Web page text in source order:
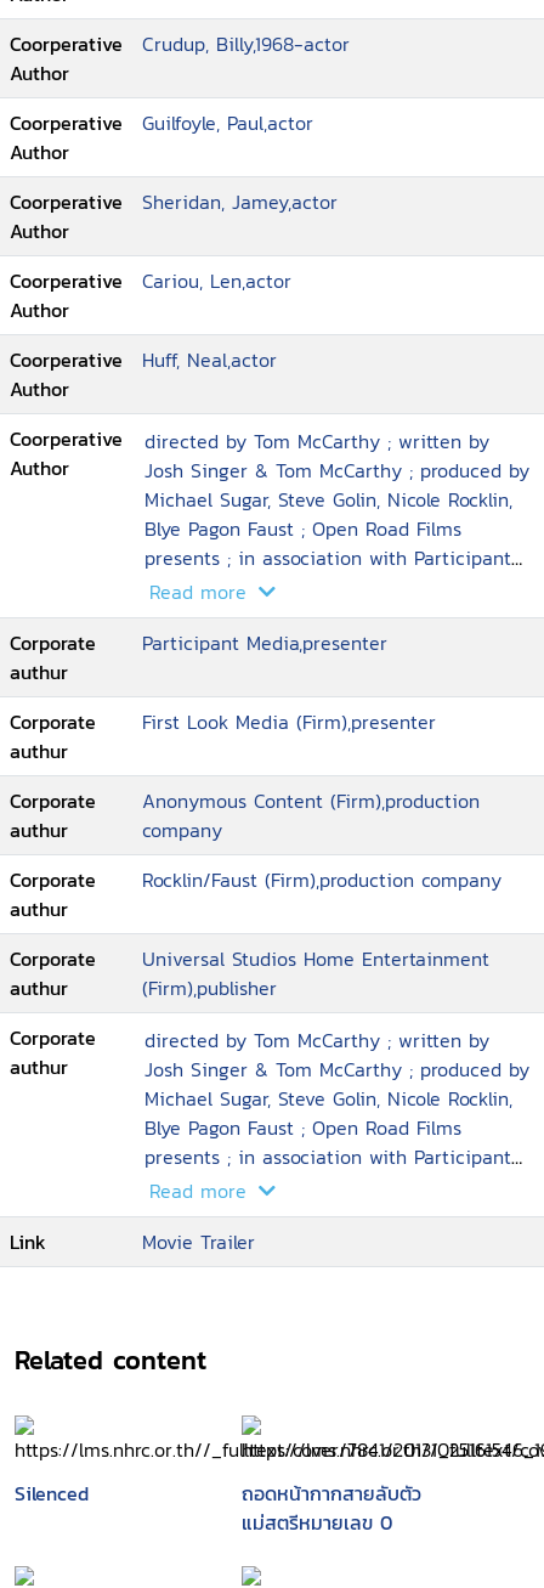
Coorperative
Author
Crudup, Billy,1968-actor
Coorperative
Author
Guilfoyle, Paul,actor
Coorperative
Author
Sheridan, Jamey,actor
Coorperative
Author
Cariou, Len,actor
Coorperative
Author
Huff, Neal,actor
Coorperative
Author
directed by Tom McCarthy ; written by
Josh Singer & Tom McCarthy ; produced by
Michael Sugar, Steve Golin, Nicole Rocklin,
Blye Pagon Faust ; Open Road Films
presents ; in association with Participant
Media and First Look Media ; an
Anonymous Content production ; a Rocklin
Read more
Corporate
authur
Participant Media,presenter
Corporate
authur
First Look Media (Firm),presenter
Corporate
authur
Anonymous Content (Firm),production
company
Corporate
authur
Rocklin/Faust (Firm),production company
Corporate
authur
Universal Studios Home Entertainment
(Firm),publisher
Corporate
authur
directed by Tom McCarthy ; written by
Josh Singer & Tom McCarthy ; produced by
Michael Sugar, Steve Golin, Nicole Rocklin,
Blye Pagon Faust ; Open Road Films
presents ; in association with Participant
Media and First Look Media ; an
Anonymous Content production ; a Rocklin
Read more
Link
Movie Trailer
Related content
Silenced
ถอดหน้ากากสายลับตัว
แม่สตรีหมายเลข 0